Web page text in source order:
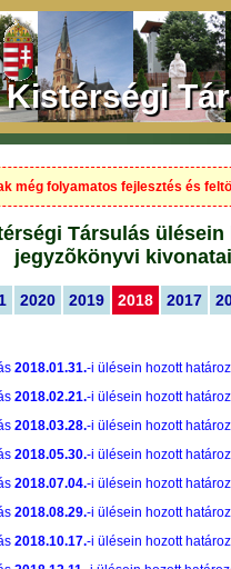
még folyamatos fejlesztés és
Társulás
jegyzõkönyvi kivonatai
2020 2019 2018 2017
2018.01.31.-i ülésein hozott
2018.02.21.-i ülésein hozott
2018.03.28.-i ülésein hozott
2018.05.30.-i ülésein hozott
2018.07.04.-i ülésein hozott
2018.08.29.-i ülésein hozott
2018.10.17.-i ülésein hozott